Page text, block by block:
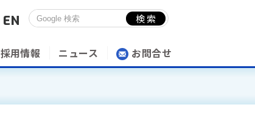
EN
採用情報 ニュース お問合せ